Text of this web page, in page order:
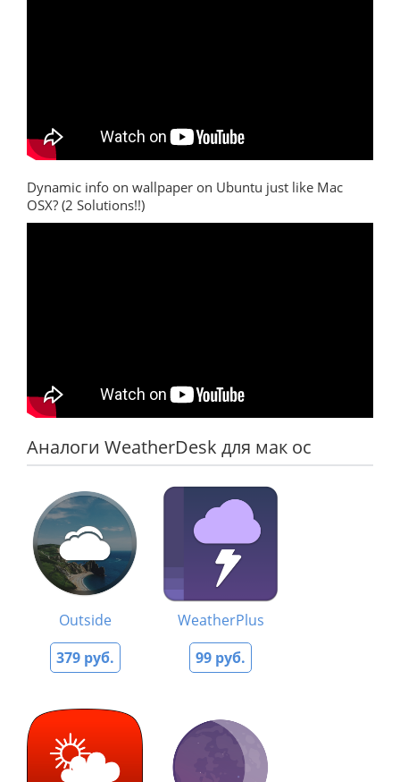
Dynamic info on wallpaper on Ubuntu just like Mac
OSX? (2 Solutions!!)
Аналоги WeatherDesk для мак ос
Outside
379 руб.
WeatherPlus
99 руб.